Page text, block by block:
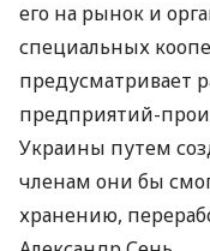
его на рынок и
специальных
предусматривает
предприятий-
Украины путем
членам они бы
хранению,